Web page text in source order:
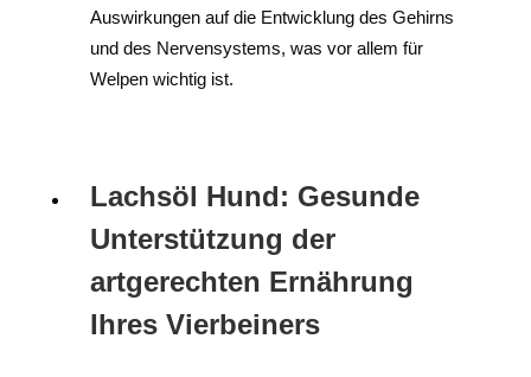
Auswirkungen auf die Entwicklung des Gehirns
und des Nervensystems, was vor allem für
Welpen wichtig ist.
Lachsöl Hund: Gesunde
Unterstützung der
artgerechten Ernährung
Ihres Vierbeiners